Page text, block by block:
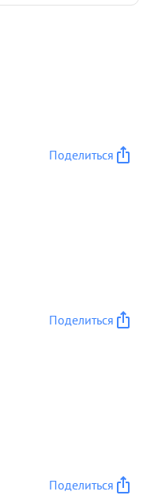
и офицеров
Тов. ШАФРАНОВ
и командиров на
2-ой
Поделиться
Поделиться
Поделиться